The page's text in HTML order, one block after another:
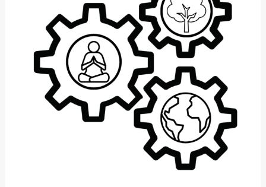
INITIATIVES
POLITIQUES,
ENVIRONNEMENTALES
ET
MONDIALES